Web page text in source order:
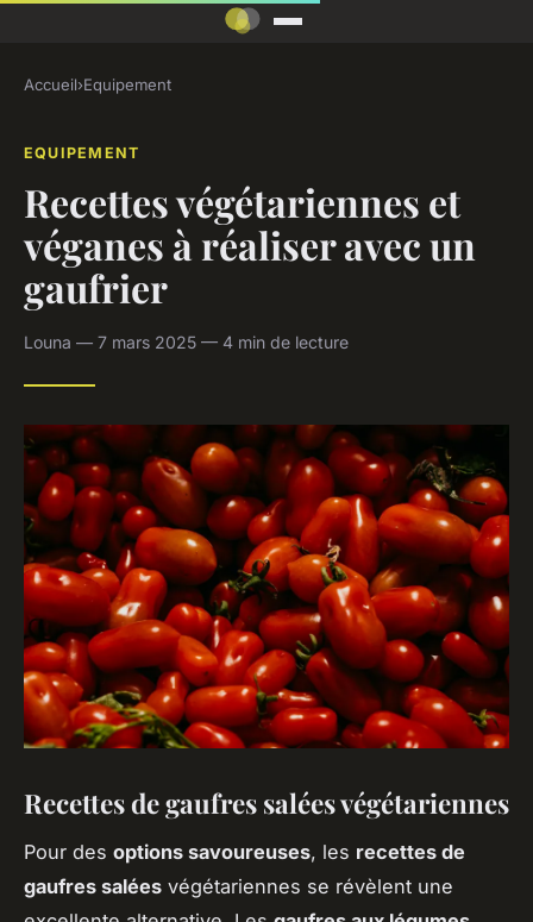
Accueil›Equipement
EQUIPEMENT
Recettes végétariennes et
véganes à réaliser avec un
gaufrier
Louna — 7 mars 2025 — 4 min de lecture
Recettes de gaufres salées végétariennes
Pour des options savoureuses, les recettes de
gaufres salées végétariennes se révèlent une